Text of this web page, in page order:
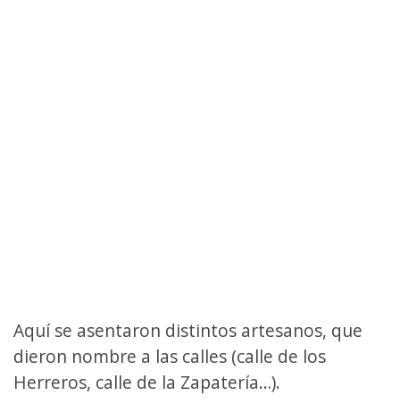
Aquí se asentaron distintos artesanos, que
dieron nombre a las calles (calle de los
Herreros, calle de la Zapatería…).